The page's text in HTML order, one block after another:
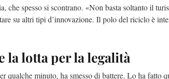
che spesso si scontrano. «Non basta soltanto il
su altri tipi d’innovazione. Il polo del riciclo è
la lotta per la legalità
qualche minuto, ha smesso di battere. Lo ha fatto